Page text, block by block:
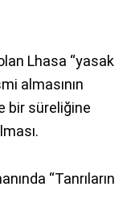
Lhasa “yasak
almasının
bir süreliğine
“Tanrıların